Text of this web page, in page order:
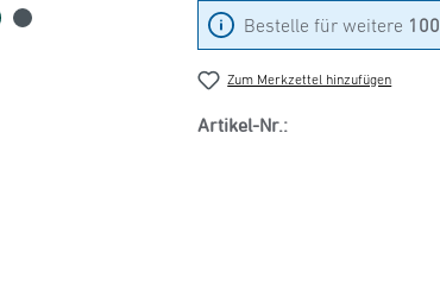
Bestelle für weitere
Zum Merkzettel hinzufügen
Artikel-Nr.: